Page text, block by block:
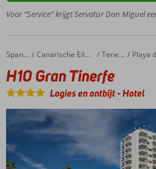
in het
van
del
Inglés
Relaxte
vibe
Shuttle
service
naar
strand
Voor “Service” krijgt Servatur Don Miguel
Home Spanje Canarische Eilanden Tenerife Playa de
H10 Gran Tinerfe
H10 Gran Tinerfe
Logies en ontbijt-Hotel